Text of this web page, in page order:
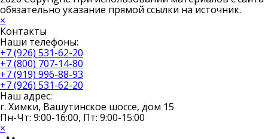
обязательно указание прямой ссылки на источник.
×
Контакты
Наши телефоны:
+7 (926) 531-62-20
+7 (800) 707-14-80
+7 (919) 996-88-93
+7 (926) 531-62-20
Наш адрес:
г. Химки, Вашутинское шоссе, дом 15
Пн-Чт: 9:00-16:00, Пт: 9:00-15:00
×